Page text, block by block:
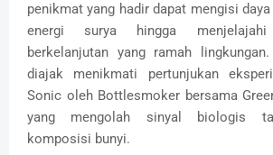
penikmat yang hadir dapat mengisi
energi surya hingga
berkelanjutan yang ramah
diajak menikmati pertunjukan
Sonic oleh Bottlesmoker bersama
yang mengolah sinyal biologis
komposisi bunyi.